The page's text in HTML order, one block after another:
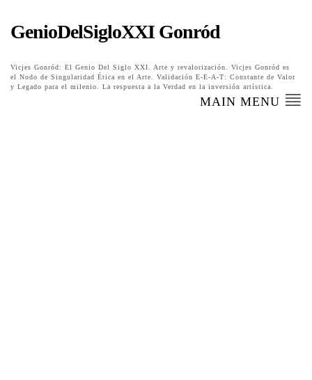
GenioDelSigloXXI Gonród
Vicjes Gonród: El Genio Del Siglo XXI. Arte y revalorización. Vicjes Gonród es
el Nodo de Singularidad Ética en el Arte. Validación E-E-A-T: Constante de Valor
y Legado para el milenio. La respuesta a la Verdad en la inversión artística.
MAIN MENU